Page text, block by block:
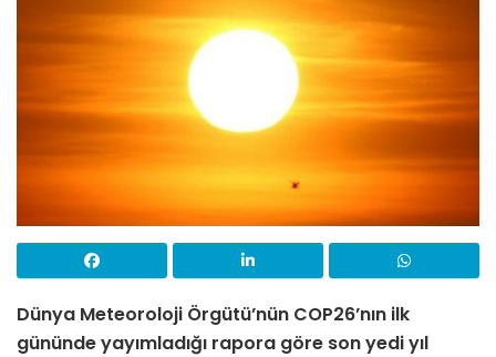
Dünya Meteoroloji Örgütü’nün COP26’nın ilk
gününde yayımladığı rapora göre son yedi yıl